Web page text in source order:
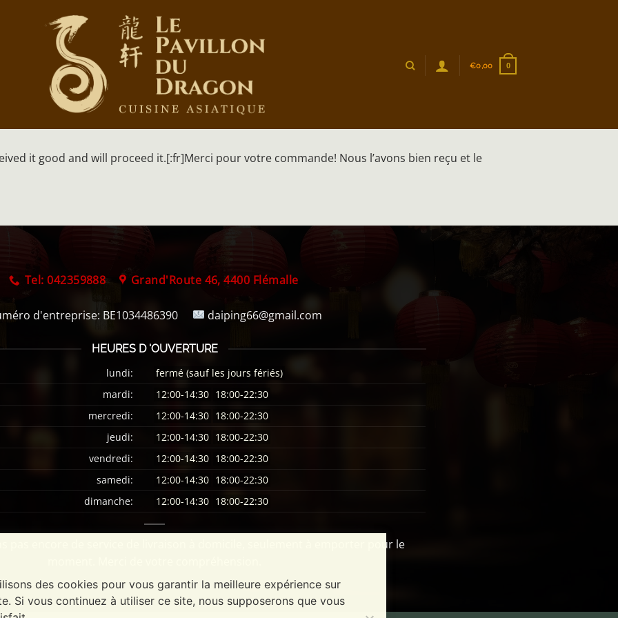
€0,00 0
it good and will proceed it.[:fr]Merci pour votre commande! Nous l’avons bien reçu et le
Tel: 042359888 Grand'Route 46, 4400 Flémalle
d'entreprise: BE1034486390 daiping66@gmail.com
HEURES D 'OUVERTURE
lundi:
fermé (sauf les jours fériés)
mardi:
12:00-14:30 18:00-22:30
mercredi:
12:00-14:30 18:00-22:30
jeudi:
12:00-14:30 18:00-22:30
vendredi:
12:00-14:30 18:00-22:30
samedi:
12:00-14:30 18:00-22:30
dimanche:
12:00-14:30 18:00-22:30
pas encore de service de livraison à domicile, seulement à emporter pour le
des cookies pour vous garantir la meilleure expérience sur
Si vous continuez à utiliser ce site, nous supposerons que vous